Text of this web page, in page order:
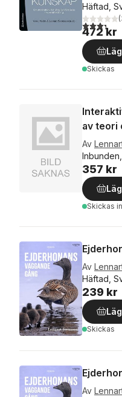
Häftad,
3,3utav 5 (
472 kr
Skickas
av teori
Av
357 kr
Skickas
Av
Häftad,
239 kr
Skickas
Av